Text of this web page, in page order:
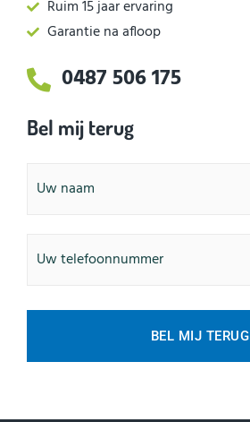
Ruim 15 jaar ervaring
Garantie na afloop
0487 506 175
Bel mij terug